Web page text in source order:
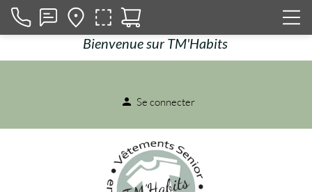
Bienvenue sur TM'Habits
person Se connecter